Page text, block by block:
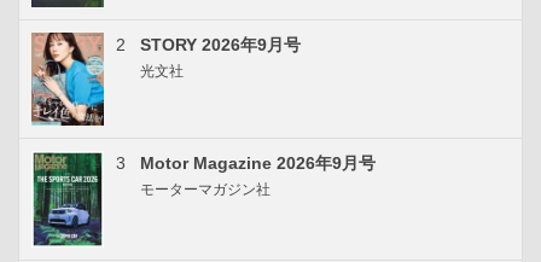
2 STORY 2026年9月号
光文社
3 Motor Magazine 2026年9月号
モーターマガジン社